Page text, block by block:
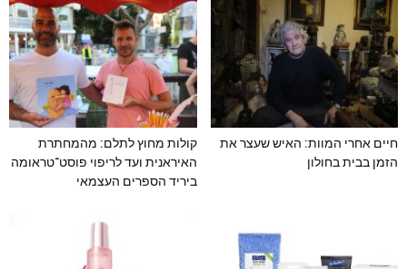
חיים אחרי המוות: האיש שעצר את
הזמן בבית בחולון
קולות מחוץ לתלם: מהמחתרת
האיראנית ועד לריפוי פוסט־טראומה
ביריד הספרים העצמאי